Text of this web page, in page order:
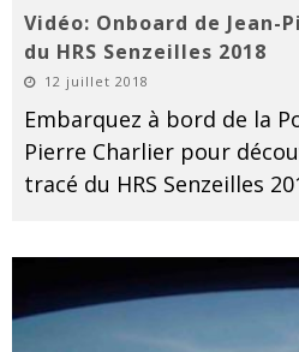
Vidéo: Onboard de Jean-
du HRS Senzeilles 2018
12 juillet 2018
Embarquez à bord de la
Pierre Charlier pour
tracé du HRS Senzeilles